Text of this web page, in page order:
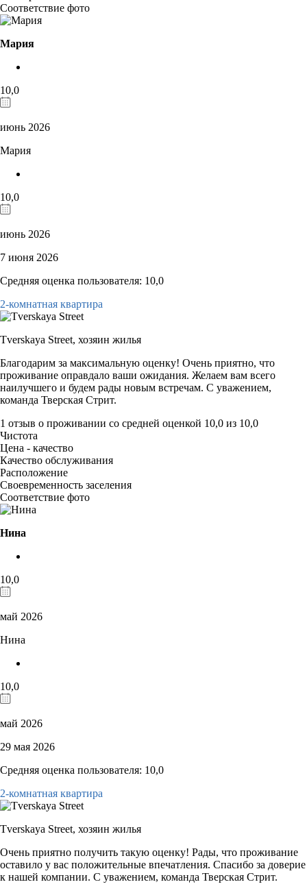
Соответствие фото
Мария
10,0
июнь 2026
Мария
10,0
июнь 2026
7 июня 2026
Средняя оценка пользователя: 10,0
2-комнатная квартира
Tverskaya Street, хозяин жилья
Благодарим за максимальную оценку! Очень приятно, что
проживание оправдало ваши ожидания. Желаем вам всего
наилучшего и будем рады новым встречам. С уважением,
команда Тверская Стрит.
1 отзыв о проживании со средней оценкой 10,0 из 10,0
Чистота
Цена - качество
Качество обслуживания
Расположение
Своевременность заселения
Соответствие фото
Нина
10,0
май 2026
Нина
10,0
май 2026
29 мая 2026
Средняя оценка пользователя: 10,0
2-комнатная квартира
Tverskaya Street, хозяин жилья
Очень приятно получить такую оценку! Рады, что проживание
оставило у вас положительные впечатления. Спасибо за доверие
к нашей компании. С уважением, команда Тверская Стрит.